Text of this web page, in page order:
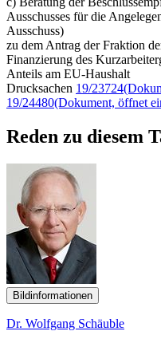
Ausschusses für die
Ausschuss)
zu dem Antrag der Fraktion
Finanzierung des
Anteils am EU-Haushalt
Drucksachen 19/23724
19/24480(Dokument, öffnet
Reden zu diesem
Bildinformationen
Dr. Wolfgang Schäuble